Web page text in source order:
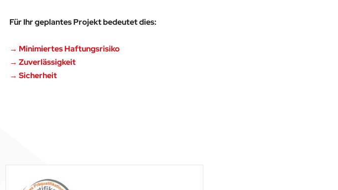
Für Ihr geplantes Projekt bedeutet dies:
→ Minimiertes Haftungsrisiko
→ Zuverlässigkeit
→ Sicherheit